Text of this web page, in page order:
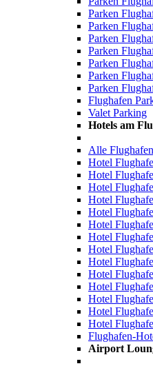
Parken
Parken
Parken
Parken
Parken
Parken
Parken
Flughafen
Valet Parking
Hotels am
Alle
Hotel
Hotel
Hotel
Hotel
Hotel
Hotel
Hotel
Hotel
Hotel
Hotel
Hotel
Hotel
Hotel
Hotel
Flughafen-
Airport